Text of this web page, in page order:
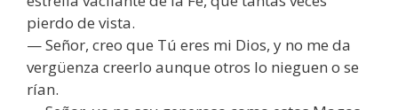
pierdo de vista.
— Señor, creo que Tú eres mi Dios, y no me da
vergüenza creerlo aunque otros lo nieguen o se
rían.